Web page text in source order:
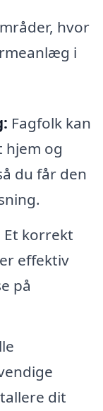
hvor
i
Fagfolk kan
og
du får den
Et korrekt
effektiv
på
dit